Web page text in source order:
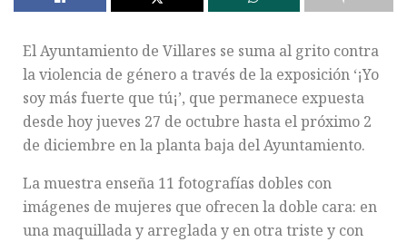
El Ayuntamiento de Villares se suma al grito contra
la violencia de género a través de la exposición ‘¡Yo
soy más fuerte que tú¡’, que permanece expuesta
desde hoy jueves 27 de octubre hasta el próximo 2
de diciembre en la planta baja del Ayuntamiento.
La muestra enseña 11 fotografías dobles con
imágenes de mujeres que ofrecen la doble cara: en
una maquillada y arreglada y en otra triste y con